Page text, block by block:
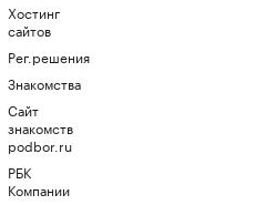
Хостинг
сайтов
Рег.решения
Знакомства
Сайт
знакомств
podbor.ru
РБК
Компании